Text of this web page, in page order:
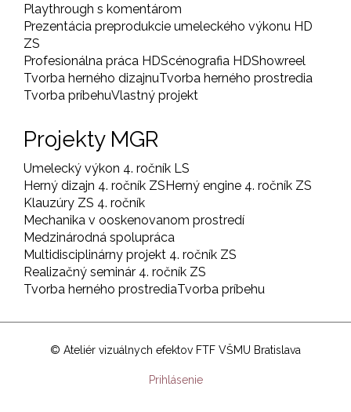
Playthrough s komentárom
Prezentácia preprodukcie umeleckého výkonu HD
ZS
Profesionálna práca HDScénografia HDShowreel
Tvorba herného dizajnuTvorba herného prostredia
Tvorba príbehuVlastný projekt
Projekty MGR
Umelecký výkon 4. ročník LS
Herný dizajn 4. ročník ZSHerný engine 4. ročník ZS
Klauzúry ZS 4. ročník
Mechanika v ooskenovanom prostredí
Medzinárodná spolupráca
Multidisciplinárny projekt 4. ročník ZS
Realizačný seminár 4. ročník ZS
Tvorba herného prostrediaTvorba príbehu
© Ateliér vizuálnych efektov FTF VŠMU Bratislava
Prihlásenie